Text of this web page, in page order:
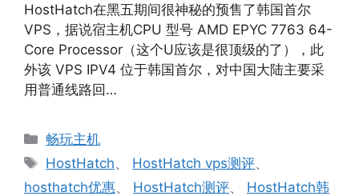
HostHatch在黑五期间很神秘的预售了韩国首尔
VPS，据说宿主机CPU 型号 AMD EPYC 7763 64-
Core Processor（这个U应该是很顶级的了），此
外该 VPS IPV4 位于韩国首尔，对中国大陆主要采
用普通线路回…
分
类
畅玩主机
标
签
HostHatch、 HostHatch vps测评、
hosthatch优惠、 HostHatch测评、 HostHatch韩